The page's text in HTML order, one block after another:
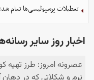
تعطیلات پرسپولیسی‌ها تمام